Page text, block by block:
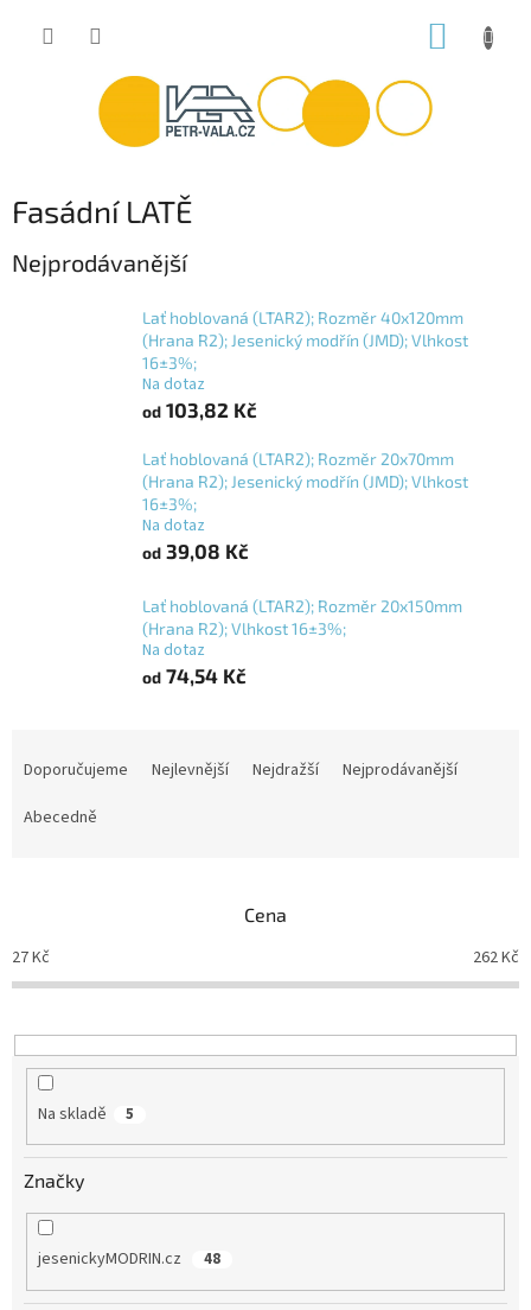
Fasádní LATĚ
Nejprodávanější
Lať hoblovaná (LTAR2); Rozměr 40x120mm
(Hrana R2); Jesenický modřín (JMD); Vlhkost
16±3%;
Na dotaz
od 103,82 Kč
Lať hoblovaná (LTAR2); Rozměr 20x70mm
(Hrana R2); Jesenický modřín (JMD); Vlhkost
16±3%;
Na dotaz
od 39,08 Kč
Lať hoblovaná (LTAR2); Rozměr 20x150mm
(Hrana R2); Vlhkost 16±3%;
Na dotaz
od 74,54 Kč
o
d
k
t
Doporučujeme Nejlevnější Nejdražší
Nejprodávanější
Abecedně
Cena
27Kč 262Kč
Na skladě 5
Značky
jesenickyMODRIN.cz 48